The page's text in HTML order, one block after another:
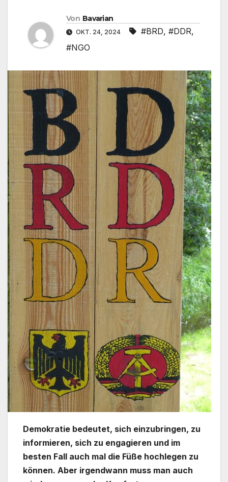
Von Bavarian
OKT. 24, 2024 #BRD, #DDR,
#NGO
Demokratie bedeutet, sich einzubringen, zu
informieren, sich zu engagieren und im
besten Fall auch mal die Füße hochlegen zu
können. Aber irgendwann muss man auch